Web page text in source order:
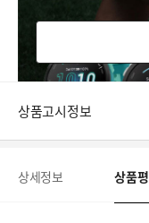
상품고시정보
상세정보 상품평